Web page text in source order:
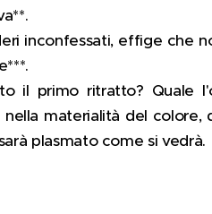
inconfessati, effige che
il primo ritratto? Quale
materialità del colore,
plasmato come si vedrà.